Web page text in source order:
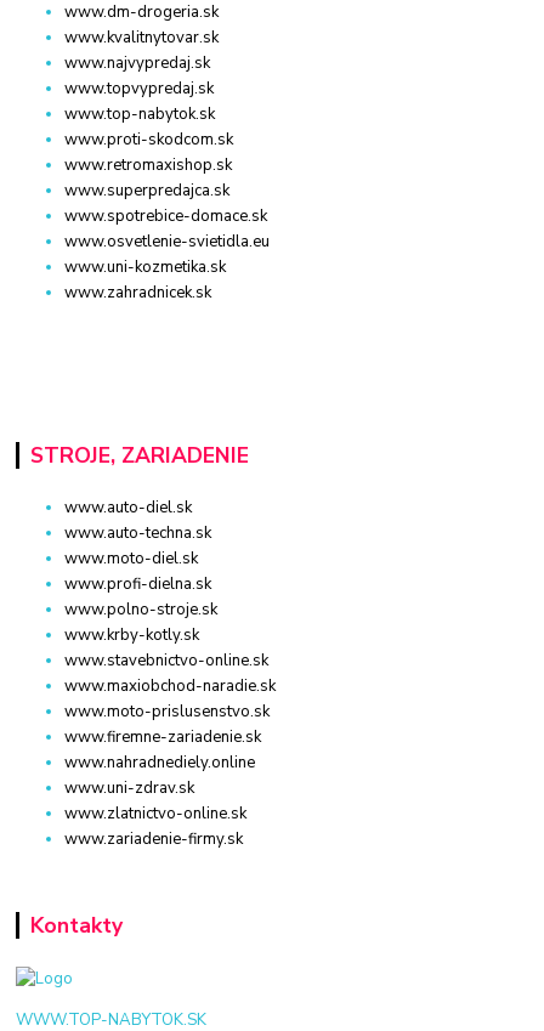
www.dm-drogeria.sk
www.kvalitnytovar.sk
www.najvypredaj.sk
www.topvypredaj.sk
www.top-nabytok.sk
www.proti-skodcom.sk
www.retromaxishop.sk
www.superpredajca.sk
www.spotrebice-domace.sk
www.osvetlenie-svietidla.eu
www.uni-kozmetika.sk
www.zahradnicek.sk
STROJE, ZARIADENIE
www.auto-diel.sk
www.auto-techna.sk
www.moto-diel.sk
www.profi-dielna.sk
www.polno-stroje.sk
www.krby-kotly.sk
www.stavebnictvo-online.sk
www.maxiobchod-naradie.sk
www.moto-prislusenstvo.sk
www.firemne-zariadenie.sk
www.nahradnediely.online
www.uni-zdrav.sk
www.zlatnictvo-online.sk
www.zariadenie-firmy.sk
Kontakty
WWW.TOP-NABYTOK.SK